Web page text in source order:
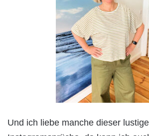
Und ich liebe manche dieser